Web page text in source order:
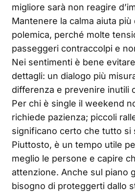
migliore sarà non reagire
Mantenere la calma aiuta più
polemica, perché molte
passeggeri contraccolpi e
Nei sentimenti è bene
dettagli: un dialogo più
differenza e prevenire inutili
Per chi è single il weekend
richiede pazienza; piccoli
significano certo che tutto si
Piuttosto, è un tempo utile
meglio le persone e capire
attenzione. Anche sul piano
bisogno di proteggerti dallo